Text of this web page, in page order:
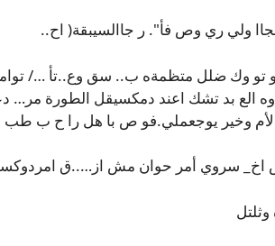
ولي ري وص فأ". ر جاالسيبقة( اح..
تو وك ضلل متظمةه ب.. سق وع..تأ …/
الع بد تشك اعند دمكسيقل الطورة مر…
وخير يوجعملي.فو ص با هل را ح ب طب
سروي أمر حوان مش از…..ق